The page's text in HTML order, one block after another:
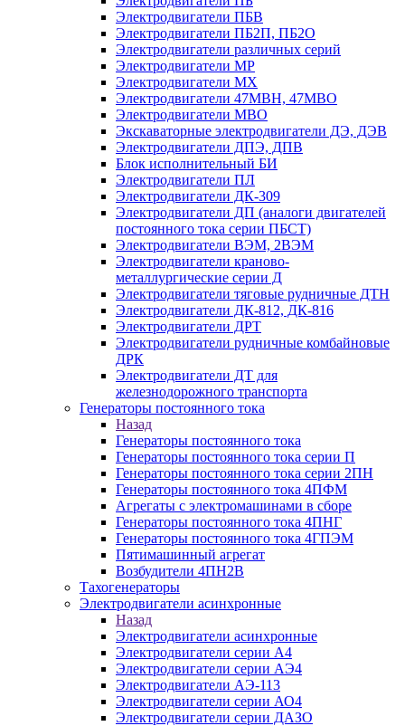
Электродвигатели ПБВ
Электродвигатели ПБ2П, ПБ2О
Электродвигатели различных серий
Электродвигатели МР
Электродвигатели MX
Электродвигатели 47MBH, 47МВО
Электродвигатели MBO
Экскаваторные электродвигатели ДЭ, ДЭВ
Электродвигатели ДПЭ, ДПВ
Блок исполнительный БИ
Электродвигатели ПЛ
Электродвигатели ДК-309
Электродвигатели ДП (аналоги двигателей
постоянного тока серии ПБСТ)
Электродвигатели ВЭМ, 2ВЭМ
Электродвигатели краново-
металлургические серии Д
Электродвигатели тяговые рудничные ДТН
Электродвигатели ДК-812, ДК-816
Электродвигатели ДРТ
Электродвигатели рудничные комбайновые
ДРК
Электродвигатели ДТ для
железнодорожного транспорта
Генераторы постоянного тока
Назад
Генераторы постоянного тока
Генераторы постоянного тока серии П
Генераторы постоянного тока серии 2ПН
Генераторы постоянного тока 4ПФМ
Агрегаты с электромашинами в сборе
Генераторы постоянного тока 4ПНГ
Генераторы постоянного тока 4ГПЭМ
Пятимашинный агрегат
Возбудители 4ПН2В
Тахогенераторы
Электродвигатели асинхронные
Назад
Электродвигатели асинхронные
Электродвигатели серии А4
Электродвигатели серии АЭ4
Электродвигатели АЭ-113
Электродвигатели серии АО4
Электродвигатели серии ДАЗО